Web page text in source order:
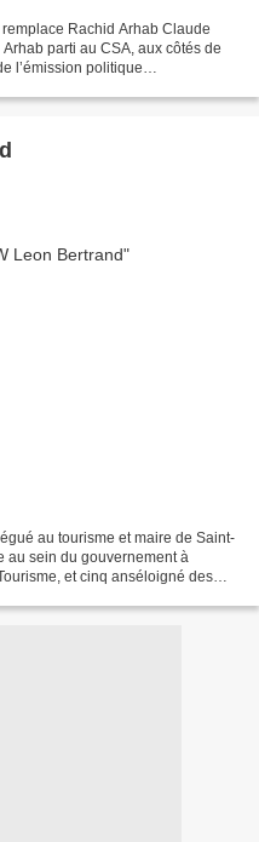
Rachid Arhab Claude
parti au CSA, aux côtés de
l’émission politique
au tourisme et maire de Saint-
au sein du gouvernement à
et cinq anséloigné des